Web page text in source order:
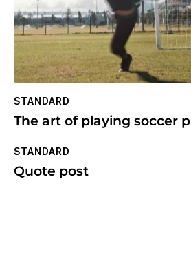
STANDARD
The art of playing soccer
STANDARD
Quote post